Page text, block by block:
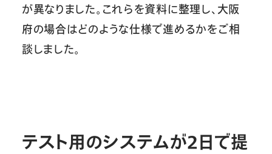
が異なりました。これらを資料に整理し、大阪
府の場合はどのような仕様で進めるかをご相
談しました。
テスト用のシステムが2日で提